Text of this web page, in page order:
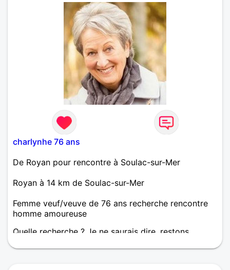
charlynhe 76 ans
De Royan pour rencontre à Soulac-sur-Mer
Royan à 14 km de Soulac-sur-Mer
Femme veuf/veuve de 76 ans recherche rencontre
homme amoureuse
Quelle recherche ? Je ne saurais dire, restons
Si vous habitez Royan ce serait plus facile.